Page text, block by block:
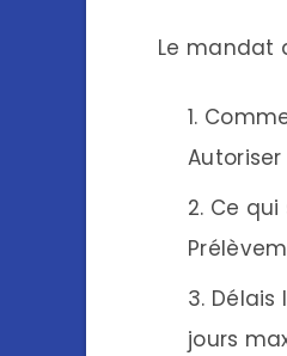
Le mandat
Ce
Délais
jours